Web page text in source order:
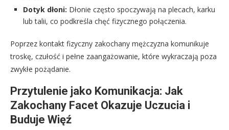
Dotyk dłoni: Dłonie często spoczywają na plecach, karku
lub talii, co podkreśla chęć fizycznego połączenia.
Poprzez kontakt fizyczny zakochany mężczyzna komunikuje
troskę, czułość i pełne zaangażowanie, które wykraczają poza
zwykłe pożądanie.
Przytulenie jako Komunikacja: Jak
Zakochany Facet Okazuje Uczucia i
Buduje Więź